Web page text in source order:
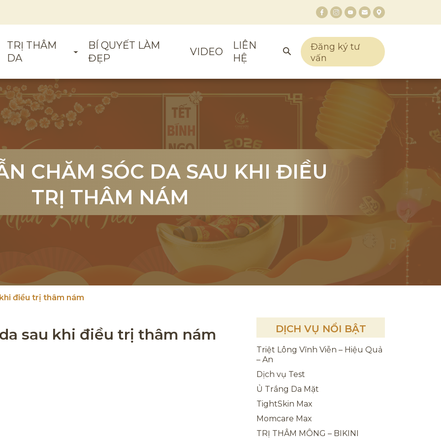
TRỊ THÂM
DA
BÍ QUYẾT LÀM
ĐẸP
VIDEO
LIÊN
HỆ
Đăng ký tư
vấn
CHĂM SÓC DA SAU KHI ĐIỀU
TRỊ THÂM NÁM
CHĂM SÓC DA SAU KHI ĐIỀU
TRỊ THÂM NÁM
CHĂM SÓC DA SAU KHI ĐIỀU
TRỊ THÂM NÁM
điều trị thâm nám
sau khi điều trị thâm nám DỊCH VỤ NỔI BẬT
Triệt Lông Vĩnh Viễn – Hiệu Quả
– An
Dịch vụ Test
Ủ Trắng Da Mặt
TightSkin Max
Momcare Max
TRỊ THÂM MÔNG – BIKINI